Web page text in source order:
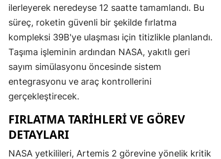
ilerleyerek neredeyse 12 saatte tamamlandı. Bu
süreç, roketin güvenli bir şekilde fırlatma
kompleksi 39B'ye ulaşması için titizlikle planlandı.
Taşıma işleminin ardından NASA, yakıtlı geri
sayım simülasyonu öncesinde sistem
entegrasyonu ve araç kontrollerini
gerçekleştirecek.
FIRLATMA TARIHLERI VE GÖREV
DETAYLARI
NASA yetkilileri, Artemis 2 görevine yönelik kritik